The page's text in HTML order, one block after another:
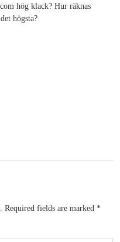
hög klack? Hur räknas
högsta?
Required fields are marked *